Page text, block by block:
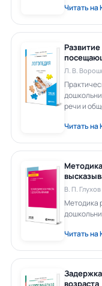
Читать
Л. В.
речи и
Читать
В. П. Глухов
Методика
Читать
возраста